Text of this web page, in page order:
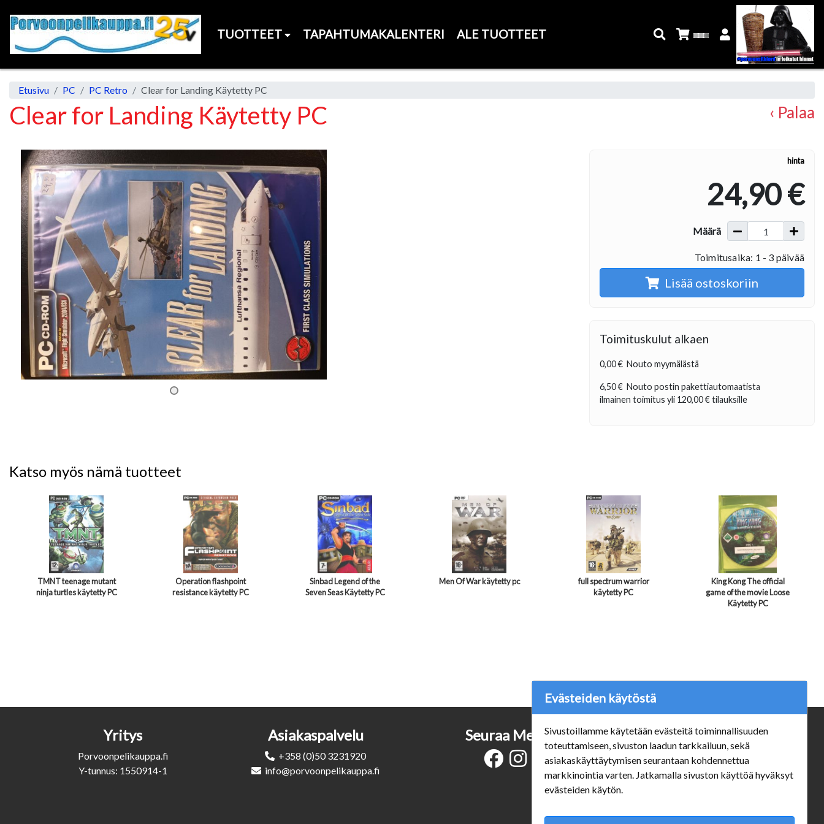
TUOTTEET TAPAHTUMAKALENTERI ALE TUOTTEET
Etusivu PC PC Retro Clear for Landing Käytetty PC
Clear for Landing Käytetty PC ‹ Palaa
hinta
24,90 €
Määrä
Toimitusaika: 1 - 3 päivää
Lisää ostoskoriin
Toimituskulut alkaen
0,00 € Nouto myymälästä
6,50 € Nouto postin pakettiautomaatista
ilmainen toimitus yli 120,00 €tilauksille
Katso myös nämä tuotteet
TMNT teenage mutant
ninja turtles käytetty PC
Operation flashpoint
resistance käytetty PC
Sinbad Legend of the
Seven Seas Käytetty PC
Men Of War käytetty pc
full spectrum warrior
käytetty PC
King Kong The official
game of the movie Loose
Käytetty PC
Yritys
Porvoonpelikauppa.fi
Y-tunnus: 1550914-1
Asiakaspalvelu
+358 (0)50 3231920
info@porvoonpelikauppa.fi
Verkkokauppa
#Yhteiskuntavastuu
#porvoonsithlord
Mannerheiminkatu 10 Aukioloajat:
Seuraa Meitä
Evästeiden käytöstä
Sivustoillamme käytetään evästeitä toiminnallisuuden
toteuttamiseen, sivuston laadun tarkkailuun, sekä
asiakaskäyttäytymisen seurantaan kohdennettua
markkinointia varten. Jatkamalla sivuston käyttöä hyväksyt
evästeiden käytön.